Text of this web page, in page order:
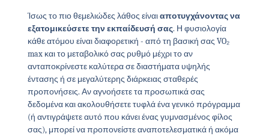
Ίσως το πιο θεμελιώδες λάθος είναιαποτυγχάνοντας να
εξατομικεύσετε την εκπαίδευσή σας. Η φυσιολογία
κάθε ατόμου είναι διαφορετική - από τη βασική σας VO₂
max και το μεταβολικό σας ρυθμό μέχρι το αν
ανταποκρίνεστε καλύτερα σε διαστήματα υψηλής
έντασης ή σε μεγαλύτερης διάρκειας σταθερές
προπονήσεις. Αν αγνοήσετε τα προσωπικά σας
δεδομένα και ακολουθήσετε τυφλά ένα γενικό πρόγραμμα
(ή αντιγράψετε αυτό που κάνει ένας γυμνασμένος φίλος
σας), μπορεί να προπονείστε αναποτελεσματικά ή ακόμα